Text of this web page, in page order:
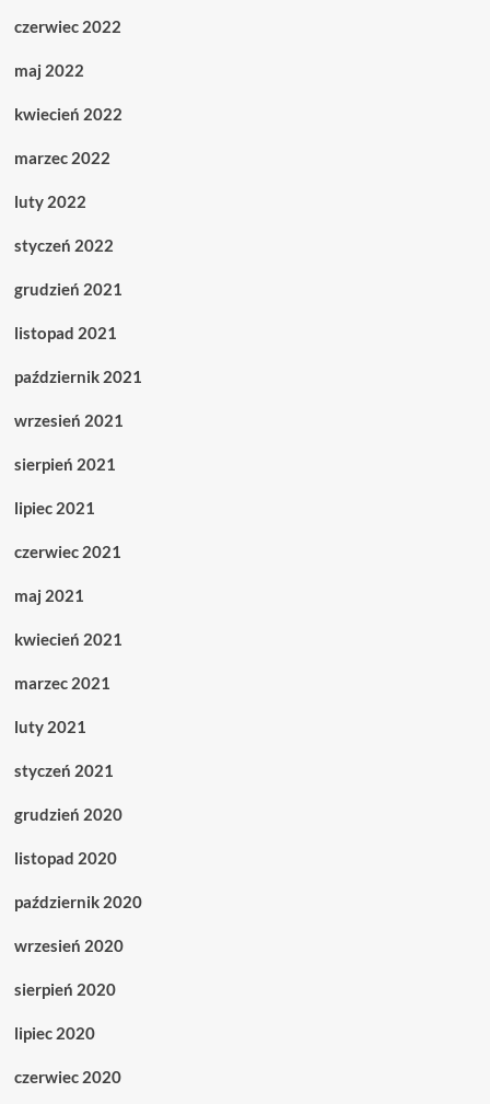
czerwiec 2022
maj 2022
kwiecień 2022
marzec 2022
luty 2022
styczeń 2022
grudzień 2021
listopad 2021
październik 2021
wrzesień 2021
sierpień 2021
lipiec 2021
czerwiec 2021
maj 2021
kwiecień 2021
marzec 2021
luty 2021
styczeń 2021
grudzień 2020
listopad 2020
październik 2020
wrzesień 2020
sierpień 2020
lipiec 2020
czerwiec 2020